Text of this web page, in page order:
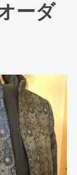
ーダ